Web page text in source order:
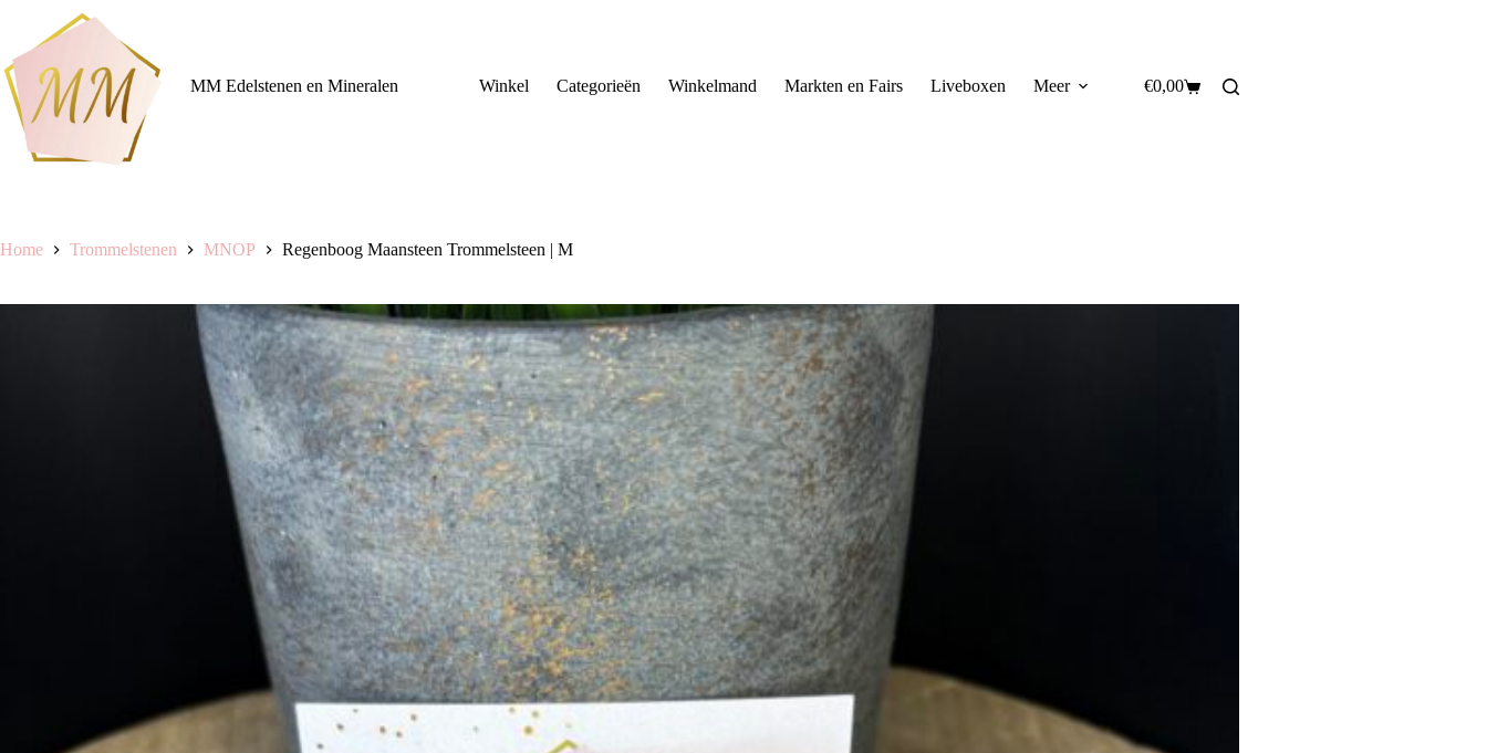
inhoud
MM Edelstenen en Mineralen
Winkel Categorieën Winkelmand Markten en Fairs Liveboxen Meer Winkelwagen
€0,00
Home Trommelstenen MNOP Regenboog Maansteen Trommelsteen | M